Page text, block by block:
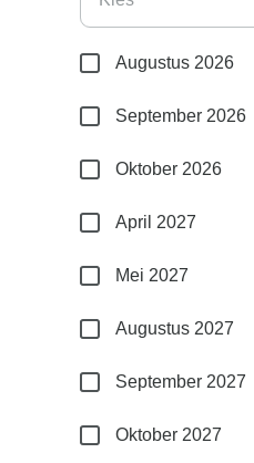
Augustus 2026
September 2026
Oktober 2026
April 2027
Mei 2027
Augustus 2027
September 2027
Oktober 2027